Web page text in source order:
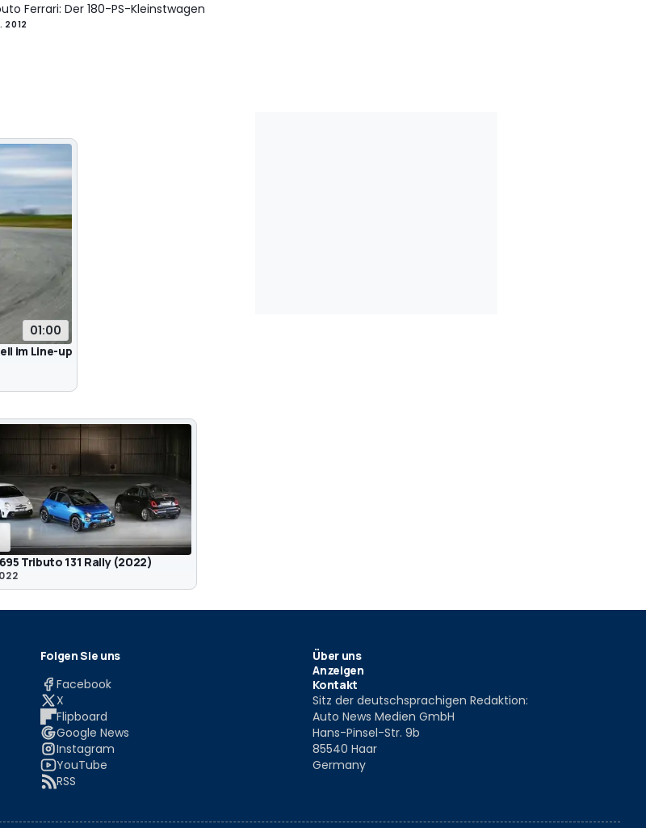
Ferrari: Der 180-PS-Kleinstwagen
2012
01:00
im Line-up
Tributo 131 Rally (2022)
Folgen Sie uns
Facebook
X
Flipboard
Google News
Instagram
YouTube
RSS
Über uns
Anzeigen
Kontakt
Sitz der deutschsprachigen Redaktion:
Auto News Medien GmbH
Hans-Pinsel-Str. 9b
85540 Haar
Germany